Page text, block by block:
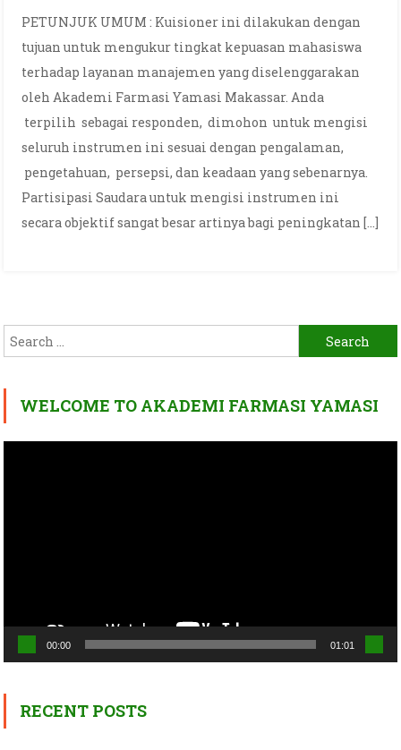
PETUNJUK UMUM : Kuisioner ini dilakukan dengan
tujuan untuk mengukur tingkat kepuasan mahasiswa
terhadap layanan manajemen yang diselenggarakan
oleh Akademi Farmasi Yamasi Makassar. Anda
terpilih sebagai responden, dimohon untuk mengisi
seluruh instrumen ini sesuai dengan pengalaman,
pengetahuan, persepsi, dan keadaan yang sebenarnya.
Partisipasi Saudara untuk mengisi instrumen ini
secara objektif sangat besar artinya bagi peningkatan […]
Search
for:
WELCOME TO AKADEMI FARMASI YAMASI
00:00 01:01
RECENT POSTS